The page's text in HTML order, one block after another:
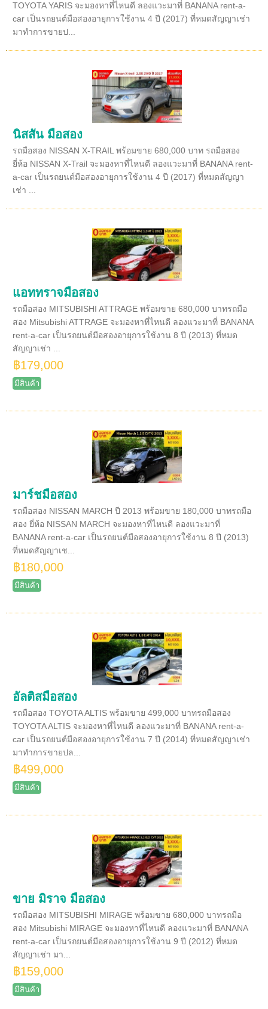
TOYOTA YARIS จะมองหาที่ไหนดี ลองแวะมาที่ BANANA rent-a-
car เป็นรถยนต์มือสองอายุการใช้งาน 4 ปี (2017) ที่หมดสัญญาเช่า
มาทำการขายป...
นิสสัน มือสอง
รถมือสอง NISSAN X-TRAIL พร้อมขาย 680,000 บาท รถมือสอง
ยี่ห้อ NISSAN X-Trail จะมองหาที่ไหนดี ลองแวะมาที่ BANANA rent-
a-car เป็นรถยนต์มือสองอายุการใช้งาน 4 ปี (2017) ที่หมดสัญญา
เช่า ...
แอททราจมือสอง
รถมือสอง MITSUBISHI ATTRAGE พร้อมขาย 680,000 บาทรถมือ
สอง Mitsubishi ATTRAGE จะมองหาที่ไหนดี ลองแวะมาที่ BANANA
rent-a-car เป็นรถยนต์มือสองอายุการใช้งาน 8 ปี (2013) ที่หมด
สัญญาเช่า ...
฿179,000
มีสินค้า
มาร์ชมือสอง
รถมือสอง NISSAN MARCH ปี 2013 พร้อมขาย 180,000 บาทรถมือ
สอง ยี่ห้อ NISSAN MARCH จะมองหาที่ไหนดี ลองแวะมาที่
BANANA rent-a-car เป็นรถยนต์มือสองอายุการใช้งาน 8 ปี (2013)
ที่หมดสัญญาเช...
฿180,000
มีสินค้า
อัลติสมือสอง
รถมือสอง TOYOTA ALTIS พร้อมขาย 499,000 บาทรถมือสอง
TOYOTA ALTIS จะมองหาที่ไหนดี ลองแวะมาที่ BANANA rent-a-
car เป็นรถยนต์มือสองอายุการใช้งาน 7 ปี (2014) ที่หมดสัญญาเช่า
มาทำการขายปล...
฿499,000
มีสินค้า
ขาย มิราจ มือสอง
รถมือสอง MITSUBISHI MIRAGE พร้อมขาย 680,000 บาทรถมือ
สอง Mitsubishi MIRAGE จะมองหาที่ไหนดี ลองแวะมาที่ BANANA
rent-a-car เป็นรถยนต์มือสองอายุการใช้งาน 9 ปี (2012) ที่หมด
สัญญาเช่า มา...
฿159,000
มีสินค้า